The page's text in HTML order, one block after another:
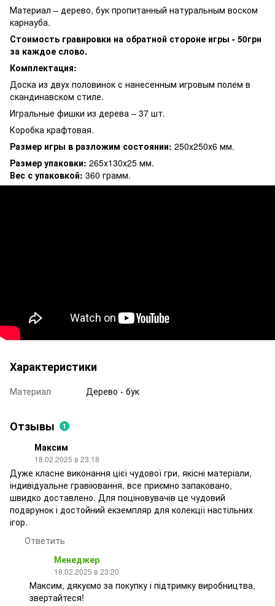
Материал – дерево, бук пропитанный натуральным воском
карнауба.
Стоимость гравировки на обратной стороне игры - 50грн
за каждое слово.
Комплектация:
Доска из двух половинок с нанесенным игровым полем в
скандинавском стиле.
Игральные фишки из дерева – 37 шт.
Коробка крафтовая.
Размер игры в разложим состоянии: 250х250х6 мм.
Размер упаковки: 265х130х25 мм.
Вес с упаковкой: 360 грамм.
Характеристики
Материал Дерево - бук
Отзывы 1
Максим
18.02.2025 в 23:18
Дуже класне виконання цієї чудової гри, якісні матеріали,
індивідуальне гравіювання, все приємно запаковано,
швидко доставлено. Для поціновувачів це чудовий
подарунок і достойний екземпляр для колекції настільних
ігор.
Ответить
Менеджер
18.02.2025 в 23:20
Максим, дякуємо за покупку і підтримку виробництва,
звертайтеся!